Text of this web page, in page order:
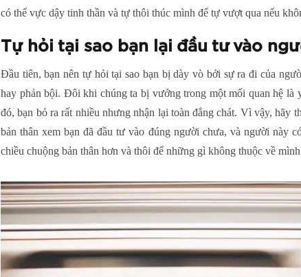
có thể vực dậy tinh thần và tự thôi thúc mình để tự vượt qua nếu
Tự hỏi tại sao bạn lại đầu tư vào
Đầu tiên, bạn nên tự hỏi tại sao bạn bị dày vò bởi sự ra đi của
hay phản bội. Đôi khi chúng ta bị vướng trong một mối quan hệ
đó, bạn bỏ ra rất nhiều nhưng nhận lại toàn đắng chát. Vì vậy, hãy
bản thân xem bạn đã đầu tư vào đúng người chưa, và người này
chiều chuộng bản thân hơn và thôi để những gì không thuộc về